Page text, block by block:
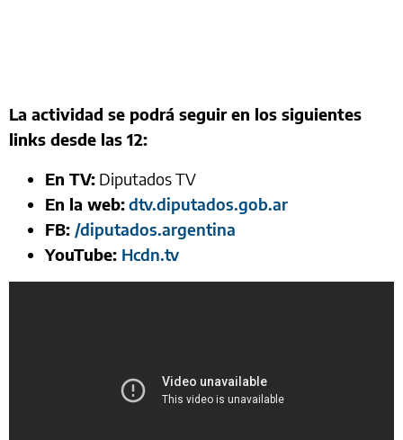
La actividad se podrá seguir en los siguientes
links desde las 12:
En TV: Diputados TV
En la web:dtv.diputados.gob.ar
FB: /diputados.argentina
YouTube: Hcdn.tv